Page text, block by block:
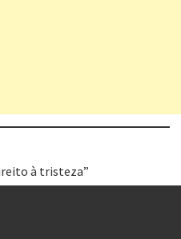
à tristeza”